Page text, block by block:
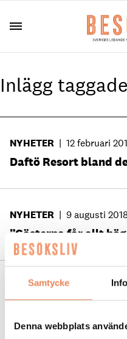
Samtycke
Denna webbplats
Inlägg
NYHETER | 12 februari
Daftö Resort bland
NYHETER | 9 augusti
”Gästerna får allt
NYHETER | 31 maj 2017
Daftö topprankas –
guide